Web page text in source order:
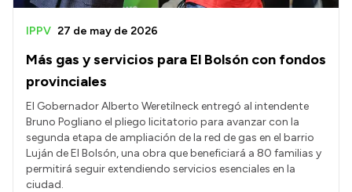
Más gas y servicios para El Bolsón con fondos
provinciales
IPPV 27 de may de 2026
El Gobernador Alberto Weretilneck entregó al intendente
Bruno Pogliano el pliego licitatorio para avanzar con la
segunda etapa de ampliación de la red de gas en el barrio
Luján de El Bolsón, una obra que beneficiará a 80 familias y
permitirá seguir extendiendo servicios esenciales en la
ciudad.